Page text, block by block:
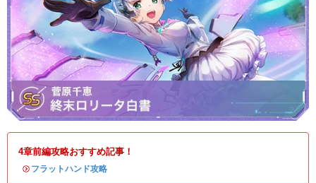
4章前編攻略おすすめ記事！
・ フラットハンド攻略